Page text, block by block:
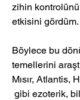
zihin
etkisini gördüm.
Böylece bu
temellerini
Mısır, Atlantis,
gibi ezoterik,